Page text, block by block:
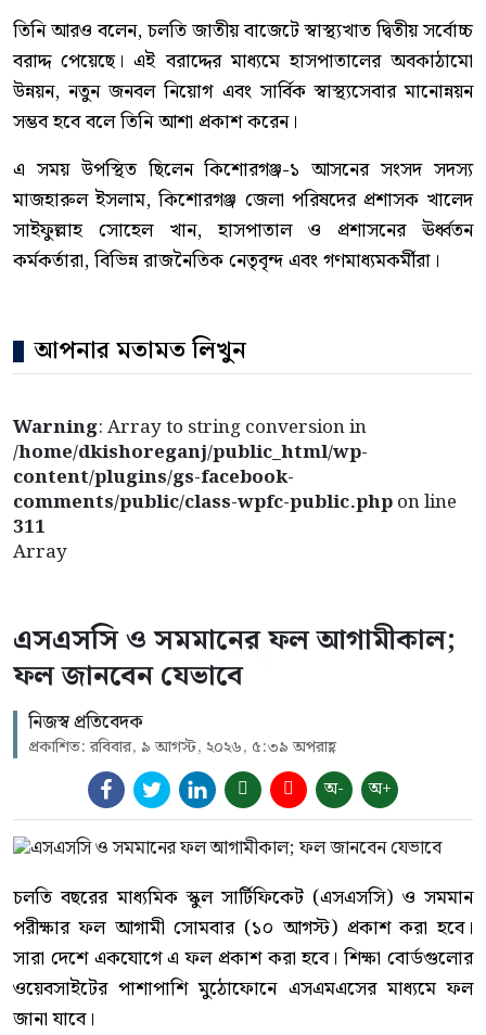
তিনি আরও বলেন, চলতি জাতীয় বাজেটে স্বাস্থ্যখাত দ্বিতীয় সর্বোচ্চ
বরাদ্দ পেয়েছে। এই বরাদ্দের মাধ্যমে হাসপাতালের অবকাঠামো
উন্নয়ন, নতুন জনবল নিয়োগ এবং সার্বিক স্বাস্থ্যসেবার মানোন্নয়ন
সম্ভব হবে বলে তিনি আশা প্রকাশ করেন।
এ সময় উপস্থিত ছিলেন কিশোরগঞ্জ-১ আসনের সংসদ সদস্য
মাজহারুল ইসলাম, কিশোরগঞ্জ জেলা পরিষদের প্রশাসক খালেদ
সাইফুল্লাহ সোহেল খান, হাসপাতাল ও প্রশাসনের ঊর্ধ্বতন
কর্মকর্তারা, বিভিন্ন রাজনৈতিক নেতৃবৃন্দ এবং গণমাধ্যমকর্মীরা।
আপনার মতামত লিখুন
Warning: Array to string conversion in
/home/dkishoreganj/public_html/wp-
content/plugins/gs-facebook-
comments/public/class-wpfc-public.phpon line
311
Array
এসএসসি ও সমমানের ফল আগামীকাল;
ফল জানবেন যেভাবে
নিজস্ব প্রতিবেদক
প্রকাশিত: রবিবার, ৯ আগস্ট, ২০২৬, ৫:৩৯ অপরাহ্ণ
অ- অ+
চলতি বছরের মাধ্যমিক স্কুল সার্টিফিকেট (এসএসসি) ও সমমান
পরীক্ষার ফল আগামী সোমবার (১০ আগস্ট) প্রকাশ করা হবে।
সারা দেশে একযোগে এ ফল প্রকাশ করা হবে। শিক্ষা বোর্ডগুলোর
ওয়েবসাইটের পাশাপাশি মুঠোফোনে এসএমএসের মাধ্যমে ফল
জানা যাবে।